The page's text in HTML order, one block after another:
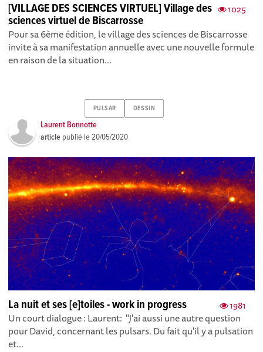
1025
[VILLAGE DES SCIENCES VIRTUEL] Village des
sciences virtuel de Biscarrosse
Pour sa 6ème édition, le village des sciences de Biscarrosse
invite à sa manifestation annuelle avec une nouvelle formule
en raison de la situation...
PULSAR DESSIN
Laurent Bonnotte
article publié le20/05/2020
1981
La nuit et ses [e]toiles - work in progress
Un court dialogue : Laurent: "J'ai aussi une autre question
pour David, concernant les pulsars. Du fait qu'il y a pulsation
et...